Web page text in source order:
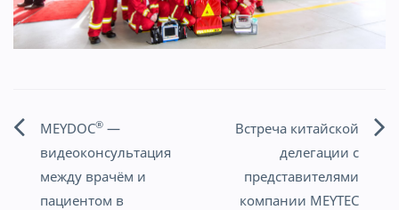
Навигация
по
MEYDOC® —
видеоконсультация
между врачём и
пациентом в
Встреча китайской
делегации с
представителями
компании MEYTEC